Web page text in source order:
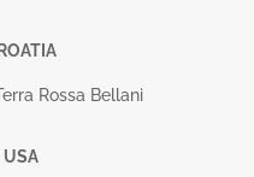
Rossa Bellani
USA